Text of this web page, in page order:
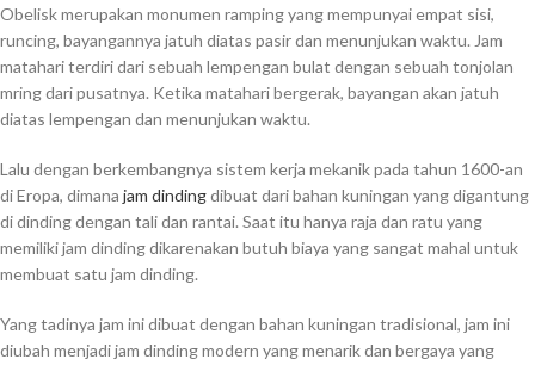
Obelisk merupakan monumen ramping yang mempunyai empat sisi,
runcing, bayangannya jatuh diatas pasir dan menunjukan waktu. Jam
matahari terdiri dari sebuah lempengan bulat dengan sebuah tonjolan
mring dari pusatnya. Ketika matahari bergerak, bayangan akan jatuh
diatas lempengan dan menunjukan waktu.
Lalu dengan berkembangnya sistem kerja mekanik pada tahun 1600-an
di Eropa, dimana jam dindingdibuat dari bahan kuningan yang digantung
di dinding dengan tali dan rantai. Saat itu hanya raja dan ratu yang
memiliki jam dinding dikarenakan butuh biaya yang sangat mahal untuk
membuat satu jam dinding.
Yang tadinya jam ini dibuat dengan bahan kuningan tradisional, jam ini
diubah menjadi jam dinding modern yang menarik dan bergaya yang